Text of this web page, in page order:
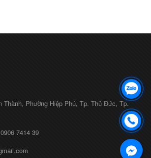
Thành, Phường Hiệp Phú, Tp. Thủ Đức, Tp.
0906 7414 39